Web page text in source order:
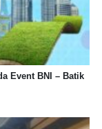
Event BNI – Batik